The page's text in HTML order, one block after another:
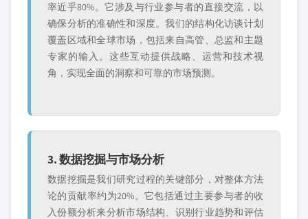
率近乎80%。它涉及与行业参与者的直接交流，以
确保分析的准确性和深度。我们的结构化访谈计划
覆盖区域和全球市场，包括来自高管、总监和主题
专家的输入。这些互动提供战略、运营和技术视
角，实现全面的洞察和可靠的市场预测。
3. 数据挖掘与市场分析
数据挖掘是我们研究过程的关键部分，对整体方法
论的贡献率约为20%。它包括通过主要参与者的收
入份额分析来分析市场结构、识别行业趋势和评估